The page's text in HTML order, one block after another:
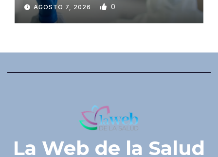
AGOSTO 7, 2026 0
La Web de la Salud